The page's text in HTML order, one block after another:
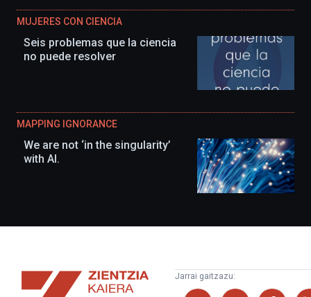
MUJERES CON CIENCIA
Seis problemas que la ciencia
no puede resolver
MAPPING IGNORANCE
We are not ‘in the singularity’
with AI.
Zientzia
Kaiera
Jarrai gaitzazu: